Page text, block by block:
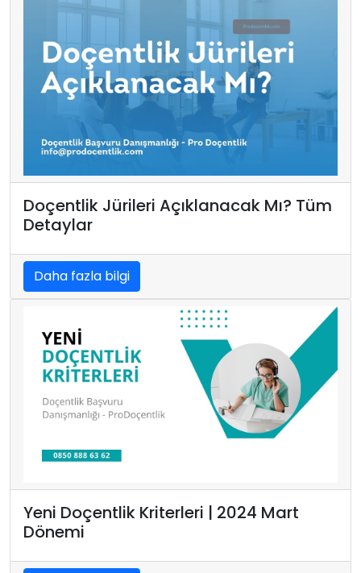
Doçentlik Jürileri Açıklanacak Mı? Tüm
Detaylar
Daha fazla bilgi
Yeni Doçentlik Kriterleri | 2024 Mart
Dönemi